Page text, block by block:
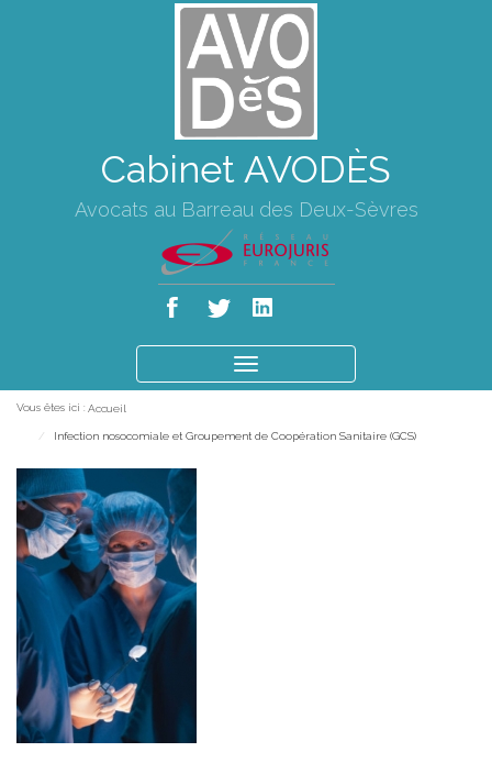
Cabinet AVODÈS
Avocats au Barreau des Deux-Sèvres
le
Vous êtes ici : Accueil
Infection nosocomiale et Groupement de Coopération Sanitaire (GCS)